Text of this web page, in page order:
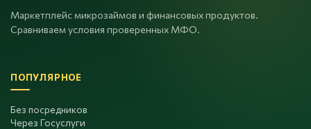
Маркетплейс микрозаймов и финансовых продуктов.
Сравниваем условия проверенных МФО.
ПОПУЛЯРНОЕ
Без посредников
Через Госуслуги